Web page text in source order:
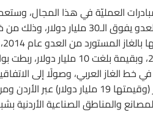
العمليّة في هذا المجال،
الملف الهامّ والخطير، والذي يوفّر دعمًا
الوطنية المملوكة بالكامل للحكومة
المصرية لتنفيذ اتفاقيات توريد الغاز من
والمناطق الصناعية الأردنية